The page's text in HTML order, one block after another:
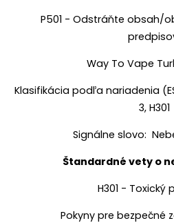
P501 - Odstráňte obsah/
Way To Vape
Klasifikácia podľa nariadenia
3, H301
Signálne slovo:
Štandardné vety o
H301 - Toxický
Pokyny pre bezpečné